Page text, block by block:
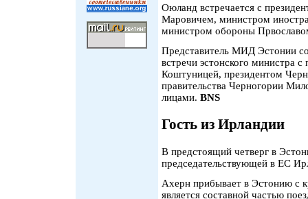
Oюланд встречается с
Маровичем, министром
министром обороны
Представитель МИД Эстонии
встречи эстонского министра
Коштуницей, президентом
правительства Черногории
лицами. BNS
Гость из Ирландии
В предстоящий четверг в
председательствующей в ЕС
Ахерн прибывает в Эстонию с
является составной частью